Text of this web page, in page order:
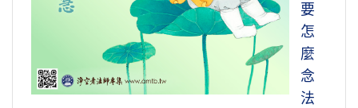
要
怎
麼
念
法